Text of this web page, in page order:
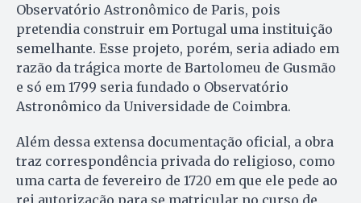
Observatório Astronômico de Paris, pois
pretendia construir em Portugal uma instituição
semelhante. Esse projeto, porém, seria adiado em
razão da trágica morte de Bartolomeu de Gusmão
e só em 1799 seria fundado o Observatório
Astronômico da Universidade de Coimbra.
Além dessa extensa documentação oficial, a obra
traz correspondência privada do religioso, como
uma carta de fevereiro de 1720 em que ele pede ao